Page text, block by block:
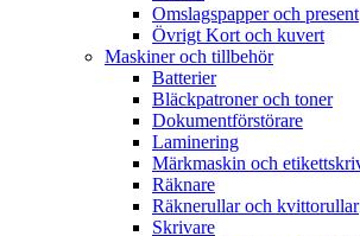
Omslagspapper och present
Övrigt Kort och kuvert
Maskiner och tillbehör
Batterier
Bläckpatroner och toner
Dokumentförstörare
Laminering
Märkmaskin och
Räknare
Räknerullar och kvittorullar
Skrivare